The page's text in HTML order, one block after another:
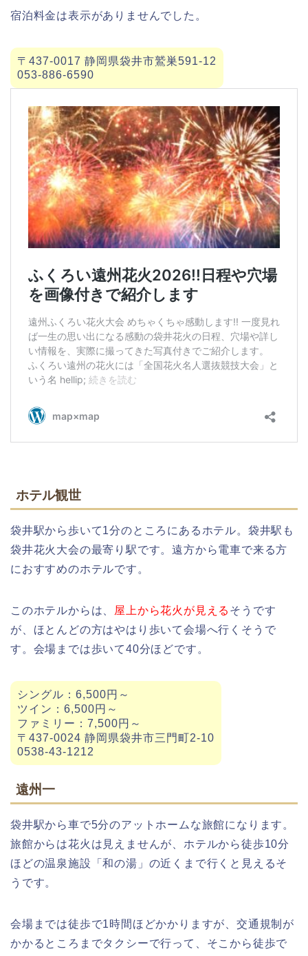
宿泊料金は表示がありませんでした。
〒437-0017 静岡県袋井市鷲巣591-12
053-886-6590
ホテル観世
袋井駅から歩いて1分のところにあるホテル。袋井駅も
袋井花火大会の最寄り駅です。遠方から電車で来る方
におすすめのホテルです。
このホテルからは、 屋上から花火が見える そうです
が、ほとんどの方はやはり歩いて会場へ行くそうで
す。会場までは歩いて40分ほどです。
シングル：6,500円～
ツイン：6,500円～
ファミリー：7,500円～
〒437-0024 静岡県袋井市三門町2-10
0538-43-1212
遠州一
袋井駅から車で5分のアットホームな旅館になります。
旅館からは花火は見えませんが、ホテルから徒歩10分
ほどの温泉施設「和の湯」の近くまで行くと見えるそ
うです。
会場までは徒歩で1時間ほどかかりますが、交通規制が
かかるところまでタクシーで行って、そこから徒歩で